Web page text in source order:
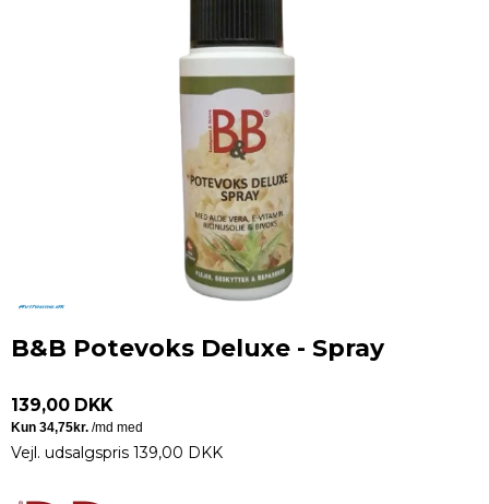
B&B Potevoks Deluxe - Spray
139,00 DKK
Vejl. udsalgspris 139,00 DKK